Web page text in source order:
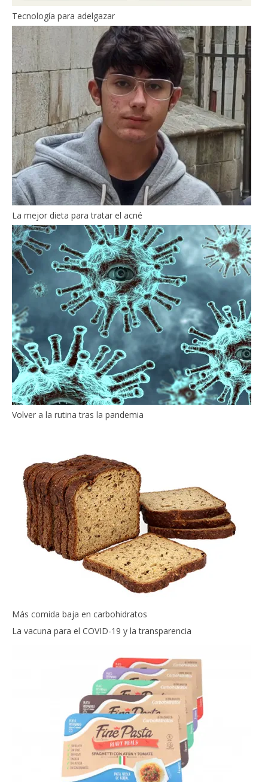
Tecnología para adelgazar
La mejor dieta para tratar el acné
Volver a la rutina tras la pandemia
Más comida baja en carbohidratos
La vacuna para el COVID-19 y la transparencia